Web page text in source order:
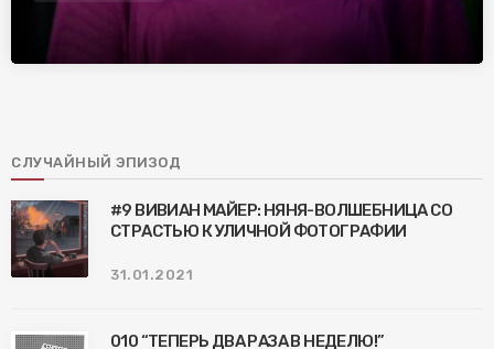
СЛУЧАЙНЫЙ ЭПИЗОД
#9 ВИВИАН МАЙЕР: НЯНЯ-ВОЛШЕБНИЦА СО
СТРАСТЬЮ К УЛИЧНОЙ ФОТОГРАФИИ
31.01.2021
010 “ТЕПЕРЬ ДВА РАЗА В НЕДЕЛЮ!”